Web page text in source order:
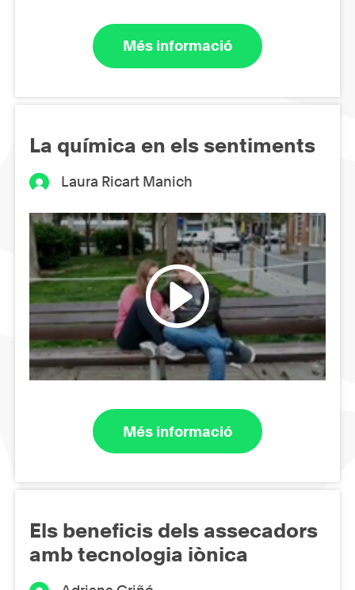
Més informació
La química en els sentiments
Laura Ricart Manich
Més informació
Els beneficis dels assecadors
amb tecnologia iònica